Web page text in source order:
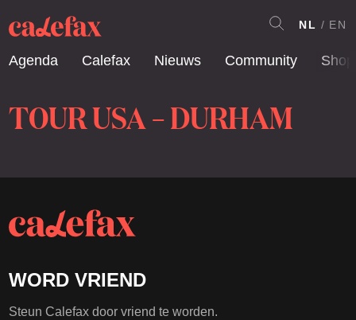
Agenda Calefax Nieuws Community Shop
NL EN
TOUR USA – DURHAM
WORD VRIEND
Steun Calefax door vriend te worden.